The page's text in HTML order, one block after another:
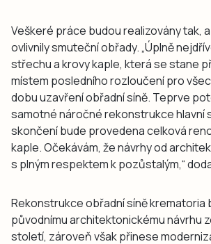
Veškeré práce budou realizovány tak,
ovlivnily smuteční obřady. „Úplně
střechu a krovy kaple, která se stane
místem posledního rozloučení pro
dobu uzavření obřadní síně. Teprve
samotné náročné rekonstrukce hlavní
skončení bude provedena celková
kaple. Očekávám, že návrhy od
s plným respektem k pozůstalým,“
Rekonstrukce obřadní síně krematoria
původnímu architektonickému návrhu
století, zároveň však přinese